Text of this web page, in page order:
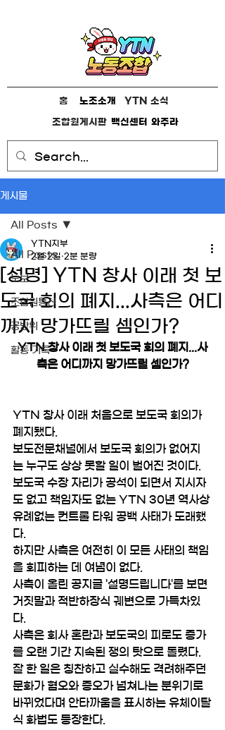
홈 YTN 소식
조합원게시판 와주라
백신센터
노조소개
게시물
All Posts
노보
조합원통신
공방위
활동 기록
All Posts
[성명] YTN 창사 이래 첫 보
도국 회의 폐지...사측은 어디
까지 망가뜨릴 셈인가?
YTN지부
2월 2일 2분 분량
YTN 창사 이래 첫 보도국 회의 폐지...사
측은 어디까지 망가뜨릴 셈인가?
YTN 창사 이래 처음으로 보도국 회의가
폐지됐다.
보도전문채널에서 보도국 회의가 없어지
는 누구도 상상 못할 일이 벌어진 것이다.
보도국 수장 자리가 공석이 되면서 지시자
도 없고 책임자도 없는 YTN 30년 역사상
유례없는 컨트롤 타워 공백 사태가 도래했
다.
하지만 사측은 여전히 이 모든 사태의 책임
을 회피하는 데 여념이 없다.
사측이 올린 공지글 '설명드립니다'를 보면
거짓말과 적반하장식 궤변으로 가득차있
다.
사측은 회사 혼란과 보도국의 피로도 증가
를 오랜 기간 지속된 쟁의 탓으로 돌렸다.
잘 한 일은 칭찬하고 실수해도 격려해주던
문화가 혐오와 증오가 넘쳐나는 분위기로
바뀌었다며 안타까움을 표시하는 유체이탈
식 화법도 등장한다.